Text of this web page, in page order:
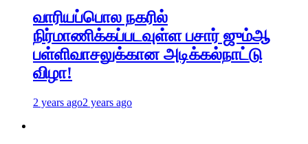
வாரியப்பொல நகரில்
நிர்மாணிக்கப்படவுள்ள பசார் ஜும்ஆ
பள்ளிவாசலுக்கான அடிக்கல்நாட்டு
விழா!
2 years ago2 years ago